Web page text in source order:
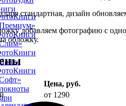
стандартная, дизайн
добавляем фотографию с
обложку.
Цена, руб.
от 1290